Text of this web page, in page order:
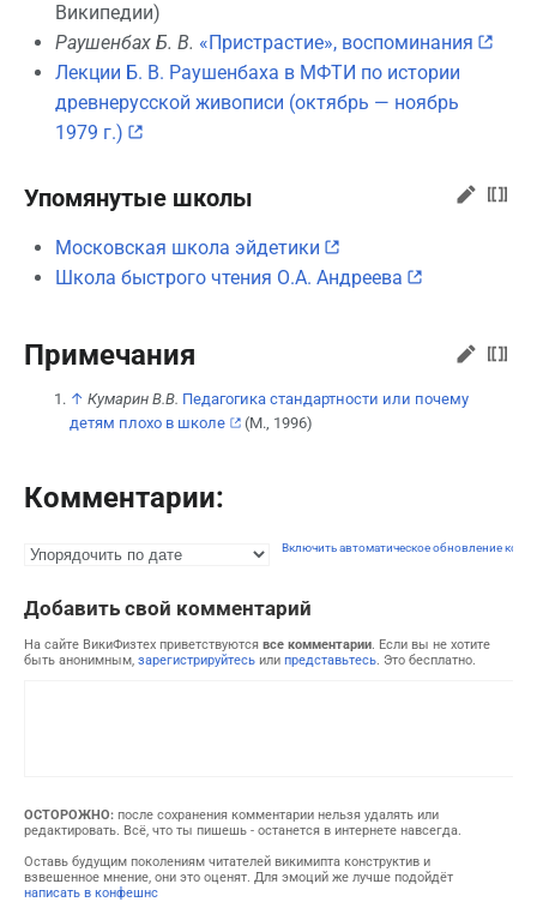
Википедии)
Раушенбах Б. В. «Пристрастие», воспоминания
Лекции Б. В. Раушенбаха в МФТИ по истории
древнерусской живописи (октябрь — ноябрь
1979 г.)
Упомянутые школы
Московская школа эйдетики
Школа быстрого чтения О.А. Андреева
Примечания
↑ Кумарин В.В. Педагогика стандартности или почему
детям плохо в школе
(М., 1996)
Комментарии:
Включить автоматическое обновление
Добавить свой комментарий
На сайте ВикиФизтех приветствуются все комментарии. Если вы не хотите
быть анонимным, зарегистрируйтесь или представьтесь. Это бесплатно.
ОСТОРОЖНО: после сохранения комментарии нельзя удалять или
редактировать. Всё, что ты пишешь - останется в интернете навсегда.
Оставь будущим поколениям читателей викимипта конструктив и
взвешенное мнение, они это оценят. Для эмоций же лучше подойдёт
написать в конфешнс